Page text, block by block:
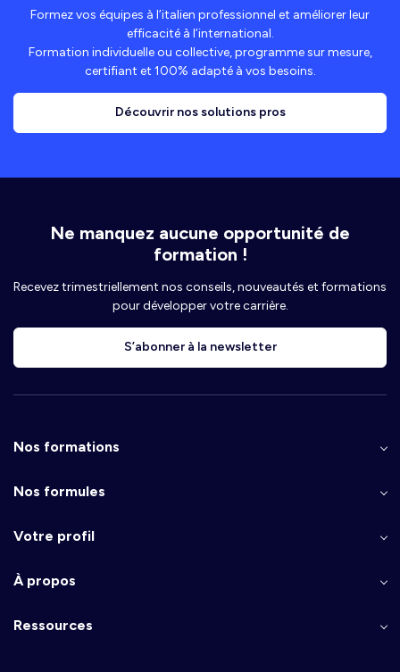
Formez vos équipes à l’italien professionnel et améliorer leur
efficacité à l’international.
Formation individuelle ou collective, programme sur mesure,
certifiant et 100% adapté à vos besoins.
Découvrir nos solutions pros
Ne manquez aucune opportunité de
formation !
Recevez trimestriellement nos conseils, nouveautés et formations
pour développer votre carrière.
S’abonner à la newsletter
Nos formations
Nos formules
Votre profil
À propos
Ressources